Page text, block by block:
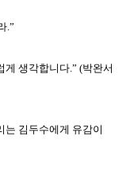
.”
생각합니다.” (박완서
는 김두수에게 유감이